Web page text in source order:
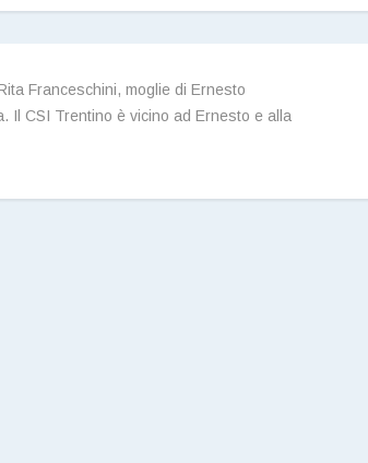
Franceschini, moglie di Ernesto
Il CSI Trentino è vicino ad Ernesto e alla